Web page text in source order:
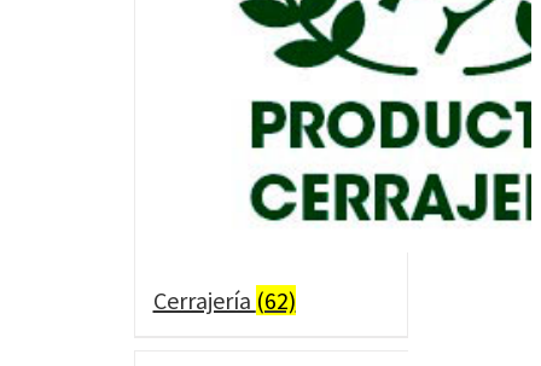
Cerrajería (62)